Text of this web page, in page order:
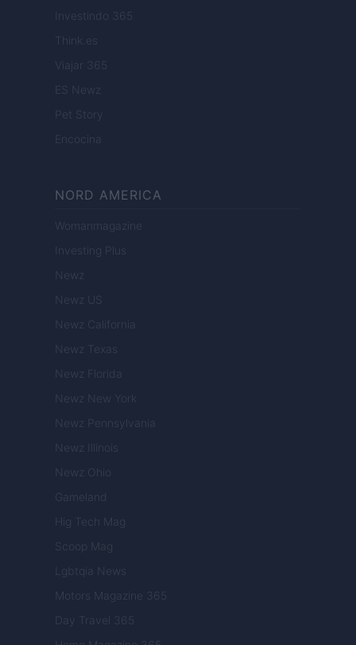
Investindo 365
Think.es
Viajar 365
ES Newz
Pet Story
Encocina
NORD AMERICA
Womanmagazine
Investing Plus
Newz
Newz US
Newz California
Newz Texas
Newz Florida
Newz New York
Newz Pennsylvania
Newz Illinois
Newz Ohio
Gameland
Hig Tech Mag
Scoop Mag
Lgbtqia News
Motors Magazine 365
Day Travel 365